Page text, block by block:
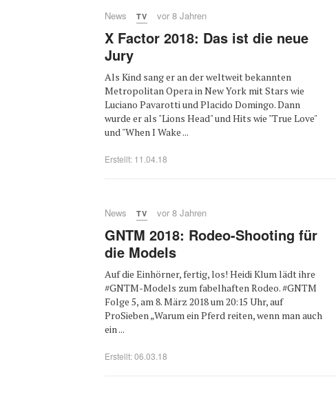
News TV vor 8 Jahren
X Factor 2018: Das ist die neue
Jury
Als Kind sang er an der weltweit bekannten
Metropolitan Opera in New York mit Stars wie
Luciano Pavarotti und Placido Domingo. Dann
wurde er als "Lions Head" und Hits wie "True Love"
und "When I Wake ...
Erstellt: 11.04.18
News TV vor 8 Jahren
GNTM 2018: Rodeo-Shooting für
die Models
Auf die Einhörner, fertig, los! Heidi Klum lädt ihre
#GNTM-Models zum fabelhaften Rodeo. #GNTM
Folge 5, am 8. März 2018 um 20:15 Uhr, auf
ProSieben „Warum ein Pferd reiten, wenn man auch
ein ...
Erstellt: 06.03.18